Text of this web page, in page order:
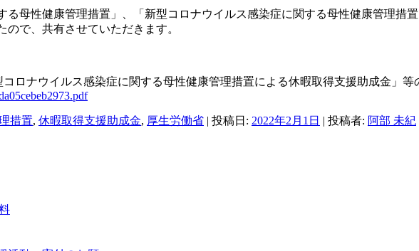
母性健康管理措置」、「新型コロナウイルス感染症に関する母性健康管理措
で、共有させていただきます。
ロナウイルス感染症に関する母性健康管理措置による休暇取得支援助成金」等
措置, 休暇取得支援助成金, 厚生労働省 | 投稿日: 2022年2月1日 | 投稿者: 阿部 未紀